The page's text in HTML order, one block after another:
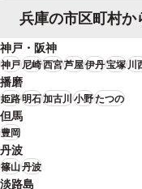
また、ご相談者様のお母様
とでしたので、専門のカウ
に行かずにすみました。
兵庫の市区町村か
神戸・阪神
神戸尼崎西宮芦屋伊丹宝塚川
播磨
姫路明石加古川小野たつの
但馬
豊岡
丹波
篠山丹波
淡路島